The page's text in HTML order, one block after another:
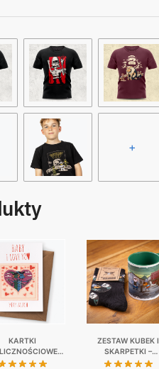
+
KARTKI
|
PREZENT | 8
ZESTAW KUBEK I
SKARPETKI –
SZAMBIARZE